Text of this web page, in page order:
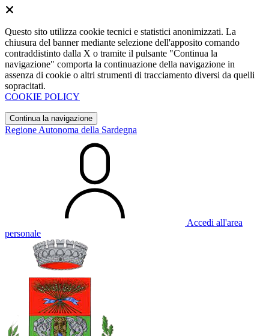
Questo sito utilizza cookie tecnici e statistici anonimizzati. La
chiusura del banner mediante selezione dell'apposito comando
contraddistinto dalla X o tramite il pulsante "Continua la
navigazione" comporta la continuazione della navigazione in
assenza di cookie o altri strumenti di tracciamento diversi da quelli
sopracitati.
COOKIE POLICY
Continua la navigazione
Regione Autonoma della Sardegna
Accedi all'area
personale